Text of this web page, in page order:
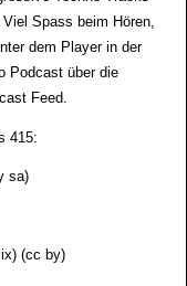
Spass beim Hören,
dem Player in der
Podcast über die
Feed.
415:
sa)
(cc by)